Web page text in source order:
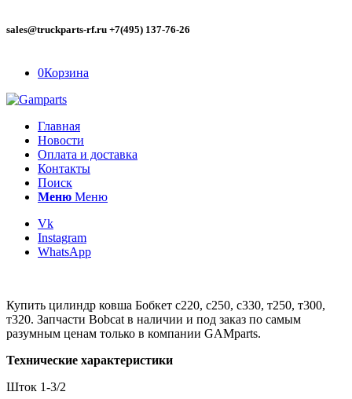
sales@truckparts-rf.ru +7(495) 137-76-26
0Корзина
Главная
Новости
Оплата и доставка
Контакты
Поиск
Меню Меню
Vk
Instagram
WhatsApp
Купить цилиндр ковша Бобкет с220, с250, с330, т250, т300,
т320. Запчасти Bobcat в наличии и под заказ по самым
разумным ценам только в компании GAMparts.
Технические характеристики
Шток 1-3/2